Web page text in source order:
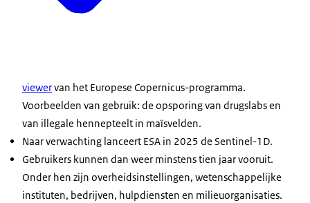
viewervan het Europese Copernicus-programma.
Voorbeelden van gebruik: de opsporing van drugslabs en
van illegale hennepteelt in maïsvelden.
Naar verwachting lanceert ESA in 2025 de Sentinel-1D.
Gebruikers kunnen dan weer minstens tien jaar vooruit.
Onder hen zijn overheidsinstellingen, wetenschappelijke
instituten, bedrijven, hulpdiensten en milieuorganisaties.